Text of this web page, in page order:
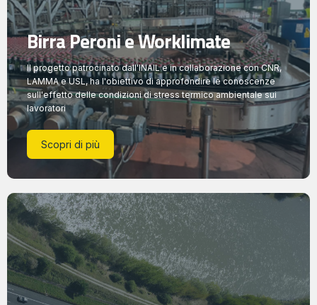
Birra Peroni e Worklimate
Il progetto patrocinato dall'INAIL e in collaborazione con CNR,
LAMMA e USL, ha l'obiettivo di approfondire le conoscenze
sull'effetto delle condizioni di stress termico ambientale sui
lavoratori
Scopri di più